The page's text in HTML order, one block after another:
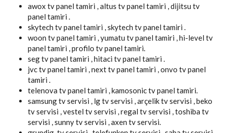
awox tv panel tamiri , altus tv panel tamiri , dijitsu tv
panel tamiri .
skytech tv panel tamiri , skytech tv panel tamiri .
woon tv panel tamiri , yumatu tv panel tamiri , hi-level tv
panel tamiri , profilo tv panel tamiri.
seg tv panel tamiri , hitaci tv panel tamiri .
jvc tv panel tamiri , next tv panel tamiri , onvo tv panel
tamiri .
telenova tv panel tamiri , kamosonic tv panel tamiri.
samsung tv servisi , lg tv servisi , arçelik tv servisi , beko
tv servisi , vestel tv servisi , regal tv servisi , toshiba tv
servisi , sunny tv servisi , axen tv servisi.